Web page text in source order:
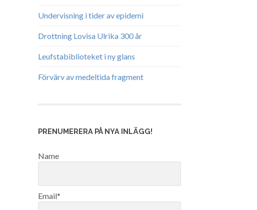
Undervisning i tider av epidemi
Drottning Lovisa Ulrika 300 år
Leufstabiblioteket i ny glans
Förvärv av medeltida fragment
PRENUMERERA PÅ NYA INLÄGG!
Name
Email*